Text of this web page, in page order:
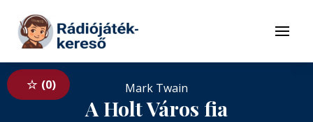
Tovább a tartalomhoz
Menü
0 Mark Twain
A Holt Város fia